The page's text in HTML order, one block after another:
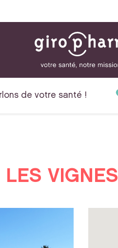
de votre santé !
LES VIGNES